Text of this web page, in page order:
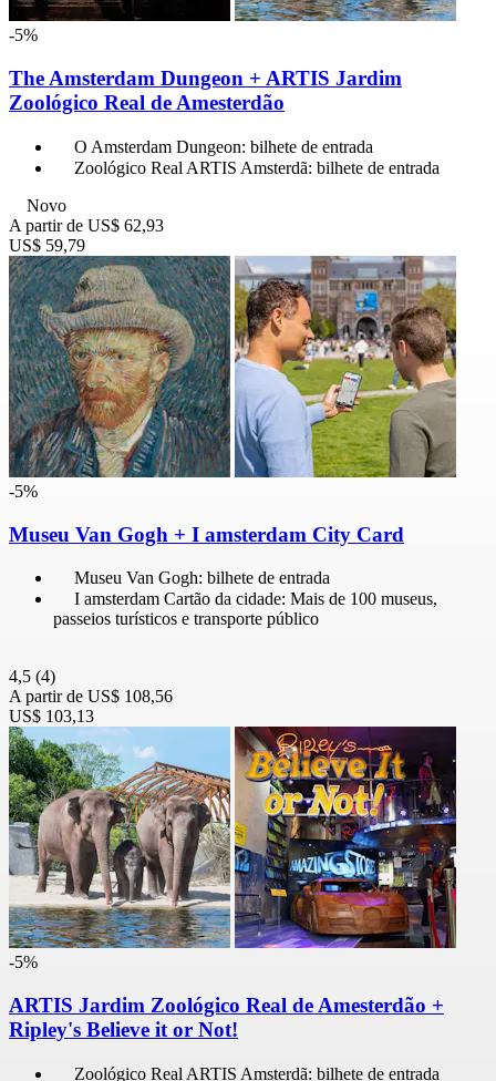
-5%
The Amsterdam Dungeon + ARTIS Jardim
Zoológico Real de Amesterdão
O Amsterdam Dungeon: bilhete de entrada
Zoológico Real ARTIS Amsterdã: bilhete de entrada
Novo
A partir de US$ 62,93
US$ 59,79
-5%
Museu Van Gogh + I amsterdam City Card
Museu Van Gogh: bilhete de entrada
I amsterdam Cartão da cidade: Mais de 100 museus,
passeios turísticos e transporte público
4,5 (4)
A partir de US$ 108,56
US$ 103,13
-5%
ARTIS Jardim Zoológico Real de Amesterdão +
Ripley's Believe it or Not!
Zoológico Real ARTIS Amsterdã: bilhete de entrada